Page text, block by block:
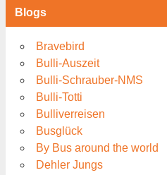
Blogs
Bravebird
Bulli-Auszeit
Bulli-Schrauber-NMS
Bulli-Totti
Bulliverreisen
Busglück
By Bus around the world
Dehler Jungs